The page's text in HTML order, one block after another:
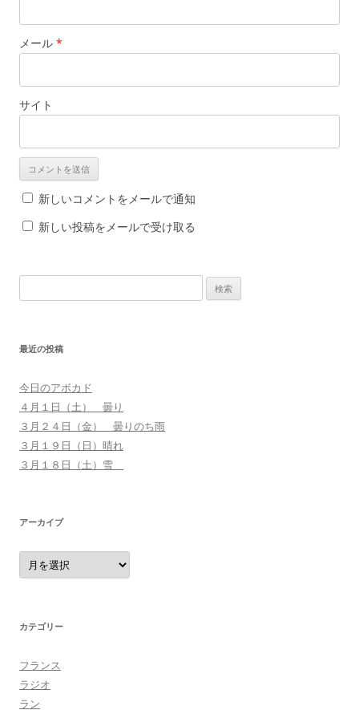
メール *
サイト
新しいコメントをメールで通知
新しい投稿をメールで受け取る
索
最近の投稿
今日のアボカド
４月１日（土） 曇り
３月２４日（金） 曇りのち雨
３月１９日（日）晴れ
３月１８日（土）雪
アーカイブ
ア
ー
カ
カテゴリー
フランス
ラジオ
ラン